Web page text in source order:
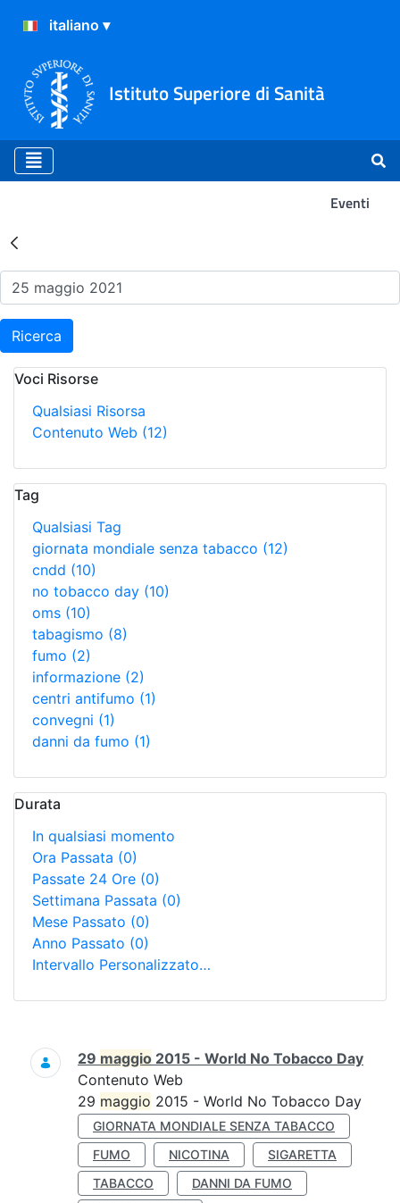
Istituto Superiore di Sanità
Eventi
Risultati della Ricerca -
Ricerca
Voci Risorse
Qualsiasi Risorsa
Contenuto Web (12)
Tag
Qualsiasi Tag
giornata mondiale senza tabacco (12)
cndd (10)
no tobacco day (10)
oms (10)
tabagismo (8)
fumo (2)
informazione (2)
centri antifumo (1)
convegni (1)
danni da fumo (1)
Durata
In qualsiasi momento
Ora Passata (0)
Passate 24 Ore (0)
Settimana Passata (0)
Mese Passato (0)
Anno Passato (0)
Intervallo Personalizzato…
Ricerca
29 maggio 2015 - World No Tobacco Day
Contenuto Web
29 maggio 2015 - World No Tobacco Day
GIORNATA MONDIALE SENZA TABACCO
FUMO
NICOTINA
SIGARETTA
TABACCO
DANNI DA FUMO